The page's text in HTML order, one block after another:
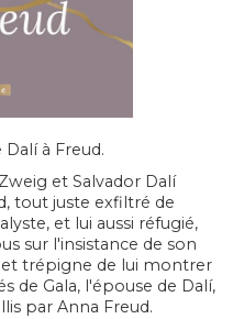
à Freud.
et Salvador Dalí
tout juste exfiltré de
et lui aussi réfugié,
sur l'insistance de son
trépigne de lui montrer
de Gala, l'épouse de Dalí,
par Anna Freud.